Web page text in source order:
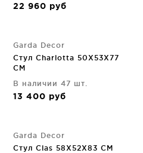
22 960 руб
Garda Decor
Стул Charlotta 50X53X77
CM
В наличии 47 шт.
13 400 руб
Garda Decor
Стул Clas 58X52X83 CM